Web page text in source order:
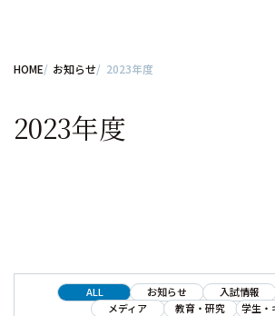
HOME お知らせ 2023年度
2023年度
ALL お知らせ 入試情報
メディア
教育・研究 学生・